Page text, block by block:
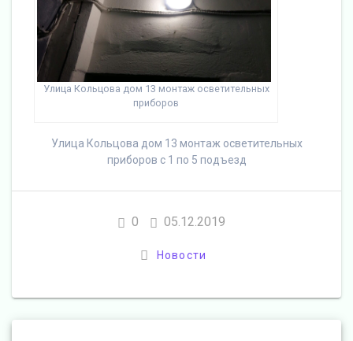
Улица Кольцова дом 13 монтаж осветительных
приборов
Улица Кольцова дом 13 монтаж осветительных
приборов с 1 по 5 подъезд
0 05.12.2019
Новости